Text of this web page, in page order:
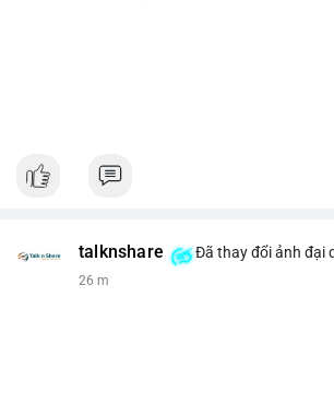
talknshare Đã thay đổi ảnh đại
26 m